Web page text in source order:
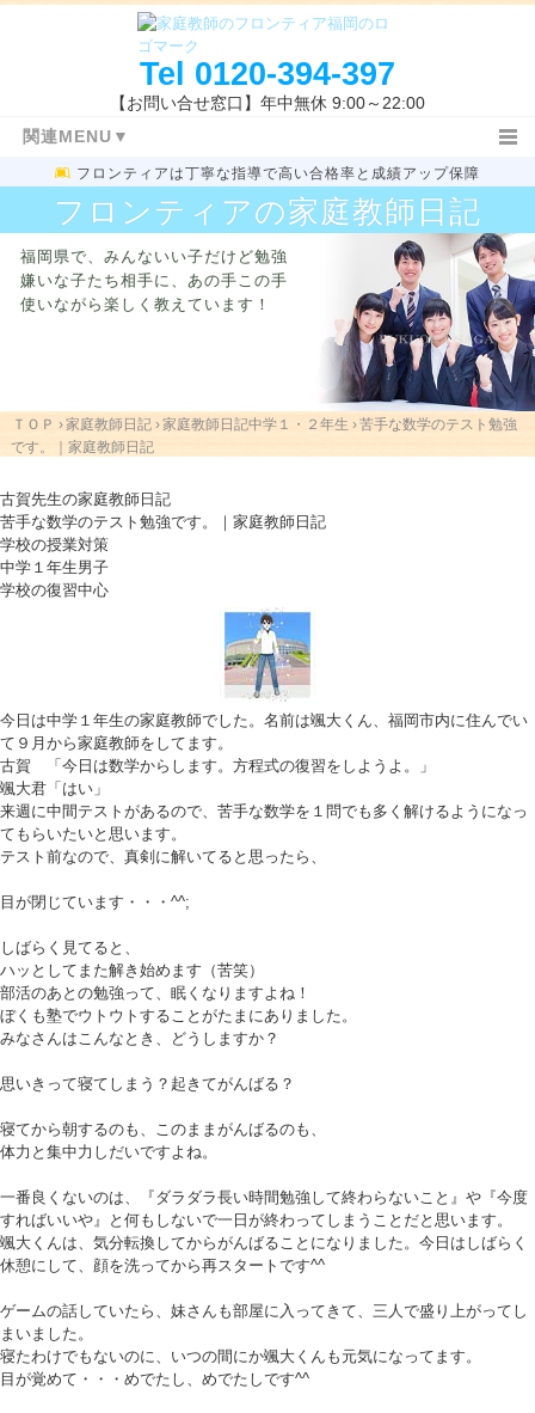
Tel 0120-394-397
【お問い合せ窓口】年中無休 9:00～22:00
関連MENU▼
ＴＯＰ 日記ＴＯＰ 小学生
中学３年生 高校生 教務室
特長と概要 指導コース 指導報告書
家庭教師体験記 指導地域 キャンペーン情報
授業開始の流れ
指導体制
福岡県の高校入試
学校一覧
フロンティアは丁寧な指導で高い合格率と成績アップ保障
フロンティアの家庭教師日記
福岡県で、みんないい子だけど勉強
嫌いな子たち相手に、 あの手この手
使いながら楽しく教えています！
ＴＯＰ ›家庭教師日記›家庭教師日記中学１・２年生 ›苦手な数学のテスト勉強
です。｜家庭教師日記
古賀先生の家庭教師日記
苦手な数学のテスト勉強です。｜家庭教師日記
学校の授業対策
中学１年生男子
学校の復習中心
今日は中学１年生の家庭教師でした。名前は颯大くん、福岡市内に住んでい
て９月から家庭教師をしてます。
古賀 「今日は数学からします。方程式の復習をしようよ。」
颯大君「はい」
来週に中間テストがあるので、苦手な数学を１問でも多く解けるようになっ
てもらいたいと思います。
テスト前なので、真剣に解いてると思ったら、
目が閉じています・・・^^;
しばらく見てると、
ハッとしてまた解き始めます（苦笑）
部活のあとの勉強って、眠くなりますよね！
ぼくも塾でウトウトすることがたまにありました。
みなさんはこんなとき、どうしますか？
思いきって寝てしまう？起きてがんばる？
寝てから朝するのも、このままがんばるのも、
体力と集中力しだいですよね。
一番良くないのは、『ダラダラ長い時間勉強して終わらないこと』や『今度
すればいいや』と何もしないで一日が終わってしまうことだと思います。
颯大くんは、気分転換してからがんばることになりました。今日はしばらく
休憩にして、顔を洗ってから再スタートです^^
ゲームの話していたら、妹さんも部屋に入ってきて、三人で盛り上がってし
まいました。
寝たわけでもないのに、いつの間にか颯大くんも元気になってます。
目が覚めて・・・めでたし、めでたしです^^